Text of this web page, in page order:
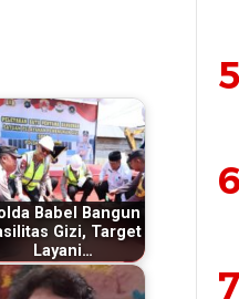
Babel Bangun
Gizi, Target
Layani…
5
6
7